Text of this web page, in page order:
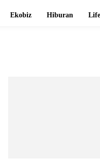
Ekobiz Hiburan